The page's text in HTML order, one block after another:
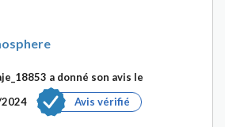
a donné son avis le
Avis vérifié